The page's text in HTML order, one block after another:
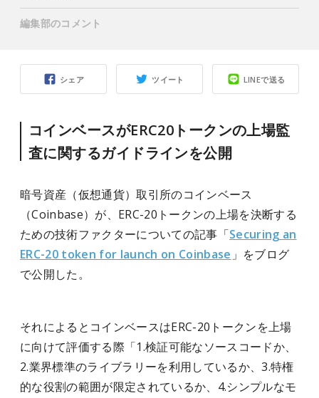
シェア ツイート LINEで送る
コインベースがERC20トークンの上場監
査に関するガイドラインを公開
暗号資産（仮想通貨）取引所のコインベース
（Coinbase）が、ERC-20トークンの上場を決断する
ための技術ファクターについての記事「Securing an
ERC-20 token for launch on Coinbase 」をブログ
で公開した。
それによるとコインベースはERC-20トークンを上場
に向けて評価する際「1.検証可能なソースコードか、
2.業界標準のライブラリーを利用しているか、3.特権
的な役割の範囲が限定されているか、4.シンプルなモ
編集部のコメント